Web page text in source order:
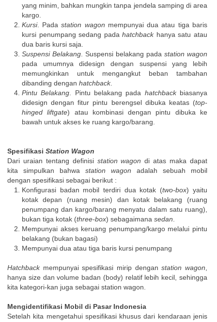
yang minim, bahkan mungkin tanpa jendela samping di area
kargo.
Kursi. Padastation wagon mempunyai dua atau tiga baris
kursi penumpang sedang padahatchbackhanya satu atau
dua baris kursi saja.
Suspensi Belakang. Suspensi belakang pada station wagon
pada umumnya didesign dengan suspensi yang lebih
memungkinkan untuk mengangkut beban tambahan
dibanding dengan hatchback.
Pintu Belakang . Pintu belakang pada hatchbackbiasanya
didesign dengan fitur pintu berengsel dibuka keatas (top-
hinged liftgate) atau kombinasi dengan pintu dibuka ke
bawah untuk akses ke ruang kargo/barang.
Spesifikasi Station Wagon
Dari uraian tentang definisi station wagon di atas maka dapat
kita simpulkan bahwa station wagon adalah sebuah mobil
dengan spesifikasi sebagai berikut :
Konfigurasi badan mobil terdiri dua kotak (two-box) yaitu
kotak depan (ruang mesin) dan kotak belakang (ruang
penumpang dan kargo/barang menyatu dalam satu ruang),
bukan tiga kotak (three-box) sebagaimana sedan
Mempunyai akses keruang penumpang/kargo melalui pintu
belakang (bukan bagasi)
Mempunyai dua atau tiga baris kursi penumpang
Hatchbackmempunyai spesifikasi mirip denganstation wagon
hanya size dan volume badan (body) relatif lebih kecil, sehingga
kita kategori-kan juga sebagai station wagon.
Mengidentifikasi Mobil di Pasar Indonesia
Setelah kita mengetahui spesifikasi khusus dari kendaraan jenis